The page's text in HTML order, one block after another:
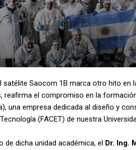
satélite Saocom 1B marca otro hito en
reafirma el compromiso en la
una empresa dedicada al diseño y
(FACET) de nuestra
de dicha unidad académica, el Dr. Ing.